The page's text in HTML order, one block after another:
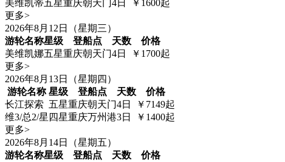
美维凯蒂五星重庆朝天门4日
￥1600起
更多>
2026年8月12日（星期三）
游轮名称星级 登船点 天数
价格
美维凯娜五星重庆朝天门4日
￥1700起
更多>
2026年8月13日（星期四）
游轮名称 星级 登船点 天数
价格
长江探索 五星重庆朝天门4日
￥7149起
维3/总2/星 四星重庆万州港3日
￥1400起
更多>
2026年8月14日（星期五）
游轮名称星级 登船点 天数
价格